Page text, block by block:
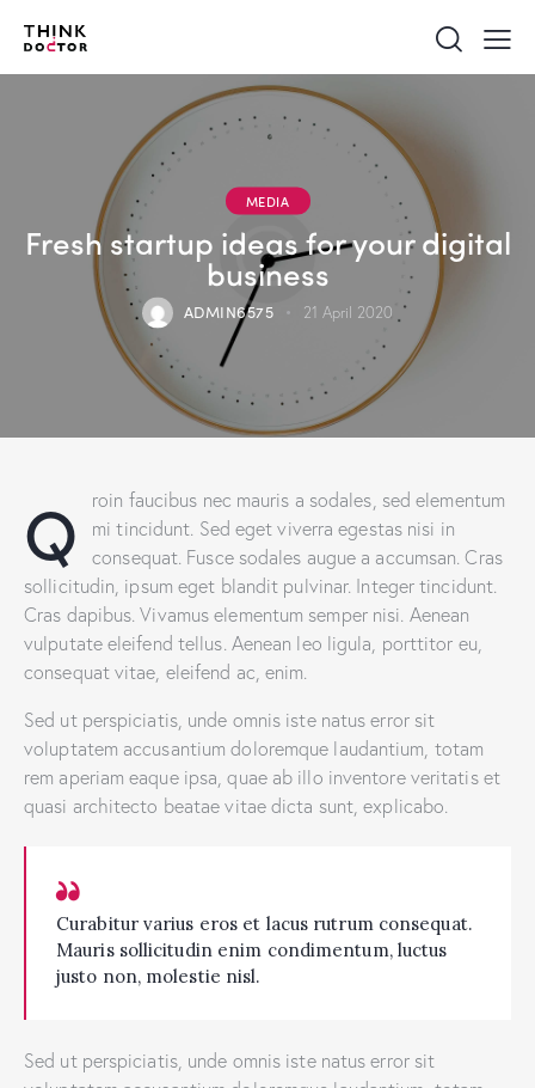
MEDIA
Fresh startup ideas for your digital
business
ADMIN6575 21 April 2020
Q
roin faucibus nec mauris a sodales, sed elementum
mi tincidunt. Sed eget viverra egestas nisi in
consequat. Fusce sodales augue a accumsan. Cras
sollicitudin, ipsum eget blandit pulvinar. Integer tincidunt.
Cras dapibus. Vivamus elementum semper nisi. Aenean
vulputate eleifend tellus. Aenean leo ligula, porttitor eu,
consequat vitae, eleifend ac, enim.
Sed ut perspiciatis, unde omnis iste natus error sit
voluptatem accusantium doloremque laudantium, totam
rem aperiam eaque ipsa, quae ab illo inventore veritatis et
quasi architecto beatae vitae dicta sunt, explicabo.
Curabitur varius eros et lacus rutrum consequat.
Mauris sollicitudin enim condimentum, luctus
justo non, molestie nisl.
Sed ut perspiciatis, unde omnis iste natus error sit